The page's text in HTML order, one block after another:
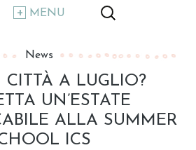
MENU
News
CITTÀ A LUGLIO?
UN’ESTATE
ALLA SUMMER
ICS